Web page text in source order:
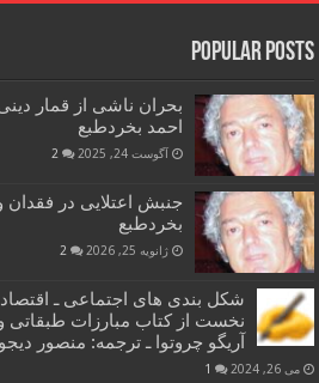
Popular Posts
بحران ناشی از قمار
احمد بخردطبع
آگوست 24, 2025 2
جنبش اعتلایی در فقدان
بخردطبع
ژانویه 25, 2026 2
شکل بندی های اجتماعی ـ
آریگو چروتوا ـ ترجمه: منصور
می 26, 2024 1